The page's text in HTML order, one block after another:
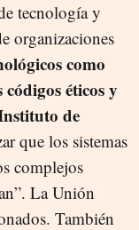
tecnología y
organizaciones
como
éticos y
de
que los sistemas
complejos
La Unión
También